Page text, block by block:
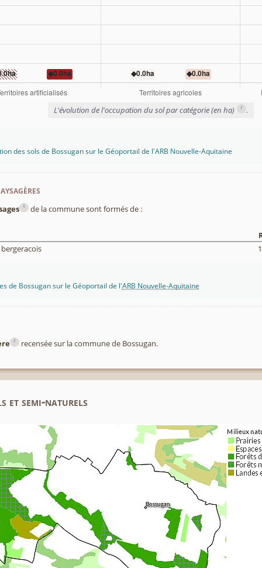
L'évolution de l'occupation du sol par catégorie (en ha) i .
des sols de Bossugan sur le Géoportail de l'ARB Nouvelle-Aquitaine
i de la commune sont formés de :
de Bossugan sur le Géoportail de l'ARB Nouvelle-Aquitaine
i recensée sur la commune de Bossugan.
et semi-naturels